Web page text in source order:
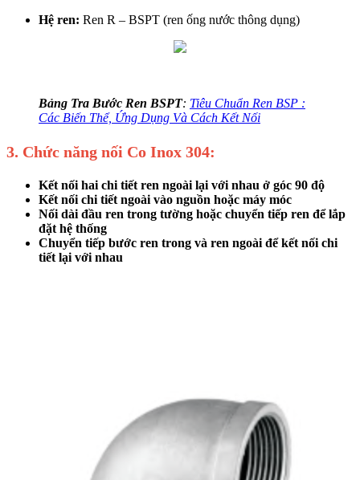
Hệ ren: Ren R – BSPT (ren ống nước thông dụng)
Bảng Tra Bước Ren BSPT: Tiêu Chuẩn Ren BSP :
Các Biến Thể, Ứng Dụng Và Cách Kết Nối
3. Chức năng nối Co Inox 304:
Kết nối hai chi tiết ren ngoài lại với nhau ở góc 90 độ
Kết nối chi tiết ngoài vào nguồn hoặc máy móc
Nối dài đầu ren trong tường hoặc chuyển tiếp ren để lắp
đặt hệ thống
Chuyển tiếp bước ren trong và ren ngoài để kết nối chi
tiết lại với nhau